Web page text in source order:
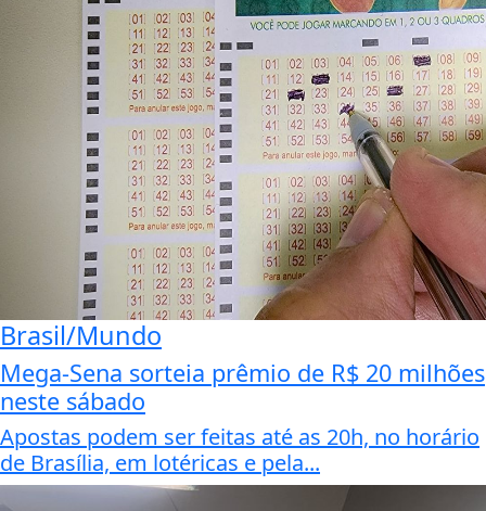
Brasil/Mundo
Mega-Sena sorteia prêmio de R$ 20 milhões
neste sábado
Apostas podem ser feitas até as 20h, no horário
de Brasília, em lotéricas e pela...